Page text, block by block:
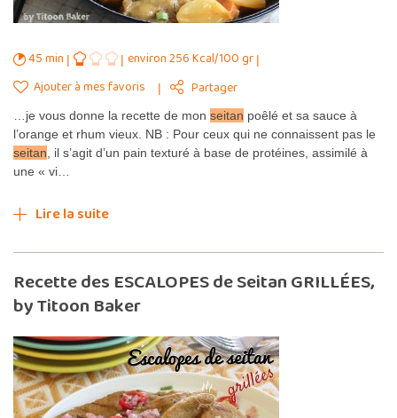
45 min
environ 256 Kcal/100 gr
Ajouter à mes favoris
Partager
…je vous donne la recette de mon seitan poêlé et sa sauce à
l’orange et rhum vieux. NB : Pour ceux qui ne connaissent pas le
seitan , il s’agit d’un pain texturé à base de protéines, assimilé à
une « vi…
Lire la suite
Recette des ESCALOPES de Seitan GRILLÉES,
by Titoon Baker